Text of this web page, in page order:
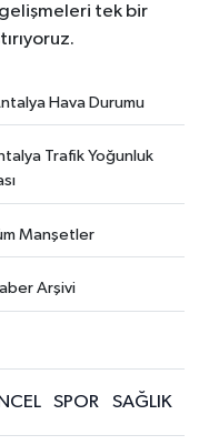
tek bir
Hava Durumu
Trafik Yoğunluk
Manşetler
Arşivi
SPOR SAĞLIK